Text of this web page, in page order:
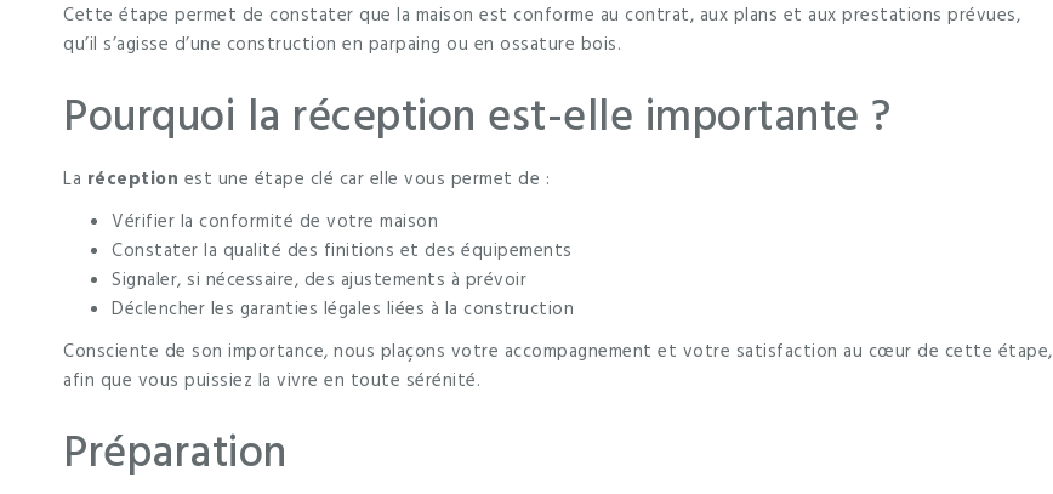
Cette étape permet de constater que la maison est conforme au contrat, aux plans et aux prestations prévues,
qu’il s’agisse d’une construction en parpaing ou en ossature bois.
Pourquoi la réception est-elle importante ?
La réception est une étape clé car elle vous permet de :
Vérifier la conformité de votre maison
Constater la qualité des finitions et des équipements
Signaler, si nécessaire, des ajustements à prévoir
Déclencher les garanties légales liées à la construction
Consciente de son importance, nous plaçons votre accompagnement et votre satisfaction au cœur de cette étape,
afin que vous puissiez la vivre en toute sérénité.
Préparation